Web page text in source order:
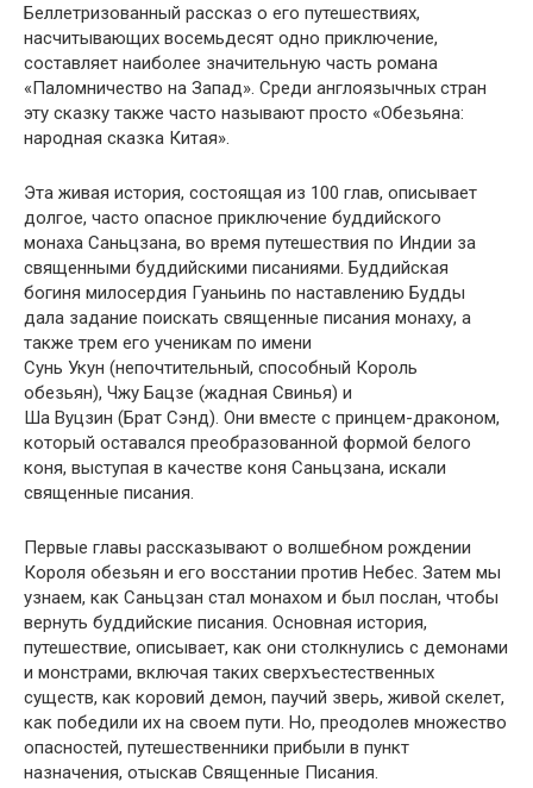
Беллетризованный рассказ о его путешествиях,
насчитывающих восемьдесят одно приключение,
составляет наиболее значительную часть романа
«Паломничество на Запад». Среди англоязычных стран
эту сказку также часто называют просто «Обезьяна:
народная сказка Китая».
Эта живая история, состоящая из 100 глав, описывает
долгое, часто опасное приключение буддийского
монаха Саньцзана, во время путешествия по Индии за
священными буддийскими писаниями. Буддийская
богиня милосердия Гуаньинь по наставлению Будды
дала задание поискать священные писания монаху, а
также трем его ученикам по имени
Сунь Укун (непочтительный, способный Король
обезьян), Чжу Бацзе (жадная Свинья) и
Ша Вуцзин (Брат Сэнд). Они вместе с принцем-драконом,
который оставался преобразованной формой белого
коня, выступая в качестве коня Саньцзана, искали
священные писания.
Первые главы рассказывают о волшебном рождении
Короля обезьян и его восстании против Небес. Затем мы
узнаем, как Саньцзан стал монахом и был послан, чтобы
вернуть буддийские писания. Основная история,
путешествие, описывает, как они столкнулись с демонами
и монстрами, включая таких сверхъестественных
существ, как коровий демон, паучий зверь, живой скелет,
как победили их на своем пути. Но, преодолев множество
опасностей, путешественники прибыли в пункт
назначения, отыскав Священные Писания.